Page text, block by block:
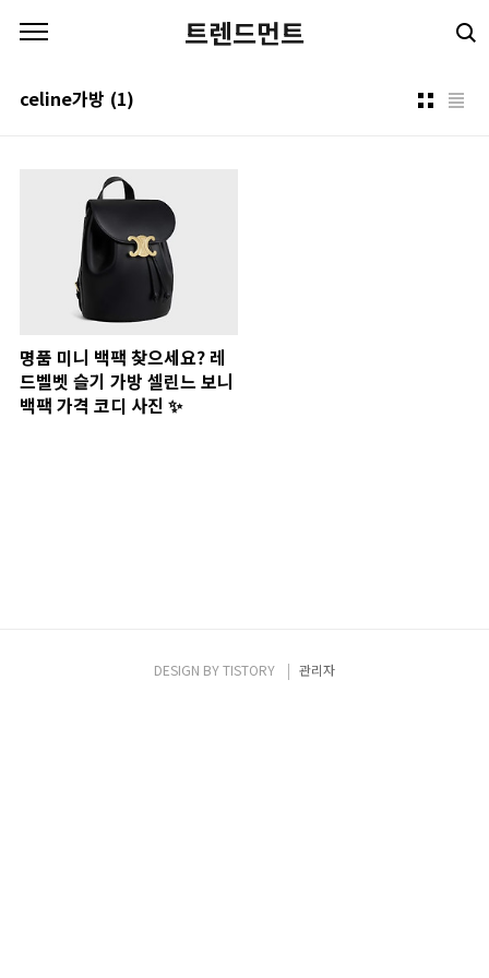
트렌드먼트
celine가방 (1)
명품 미니 백팩 찾으세요? 레
드벨벳 슬기 가방 셀린느 보니
백팩 가격 코디 사진 ✨​
DESIGN BYTISTORY 관리자